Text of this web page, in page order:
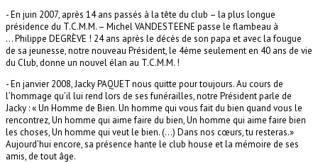
-En juin 2007, après 14 ans passés à la tête du club – la plus longue
présidence du T.C.M.M. – Michel VANDESTEENE passe le flambeau à
… Philippe DEGRÈVE ! 24 ans après le décès de son papa et avec la fougue
de sa jeunesse, notre nouveau Président, le 4ème seulement en 40 ans de vie
du Club, donne un nouvel élan au T.C.M.M. !
-En janvier 2008, Jacky PAQUET nous quitte pour toujours. Au cours de
l’hommage qu’il lui rend lors de ses funérailles, notre Président parle de
Jacky : « Un Homme de Bien. Un homme qui vous fait du bien quand vous le
rencontrez, Un homme qui aime faire du bien, Un homme qui aime faire bien
les choses, Un homme qui veut le bien. (…) Dans nos cœurs, tu resteras.»
Aujourd’hui encore, sa présence hante le club house et la mémoire de ses
amis, de tout âge.